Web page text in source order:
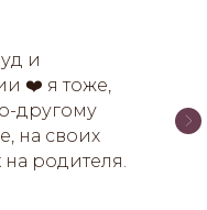
и
❤️ я тоже,
другому
на своих
на родителя.